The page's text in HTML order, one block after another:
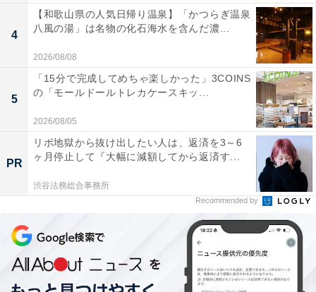
4
【和歌山県の人気日帰り温泉】「かつらぎ温泉
八風の湯」は名物の化石海水を含んだ濃...
2026/08/08
5
「15分で完成してめちゃ楽しかった」3COINS
の「モールドールトレカケースキッ...
2026/08/05
PR
リボ地獄から抜け出したい人は、返済を3～6
ヶ月停止して『大幅に減額してから返済す...
渋谷法務総合事務所
Recommended by